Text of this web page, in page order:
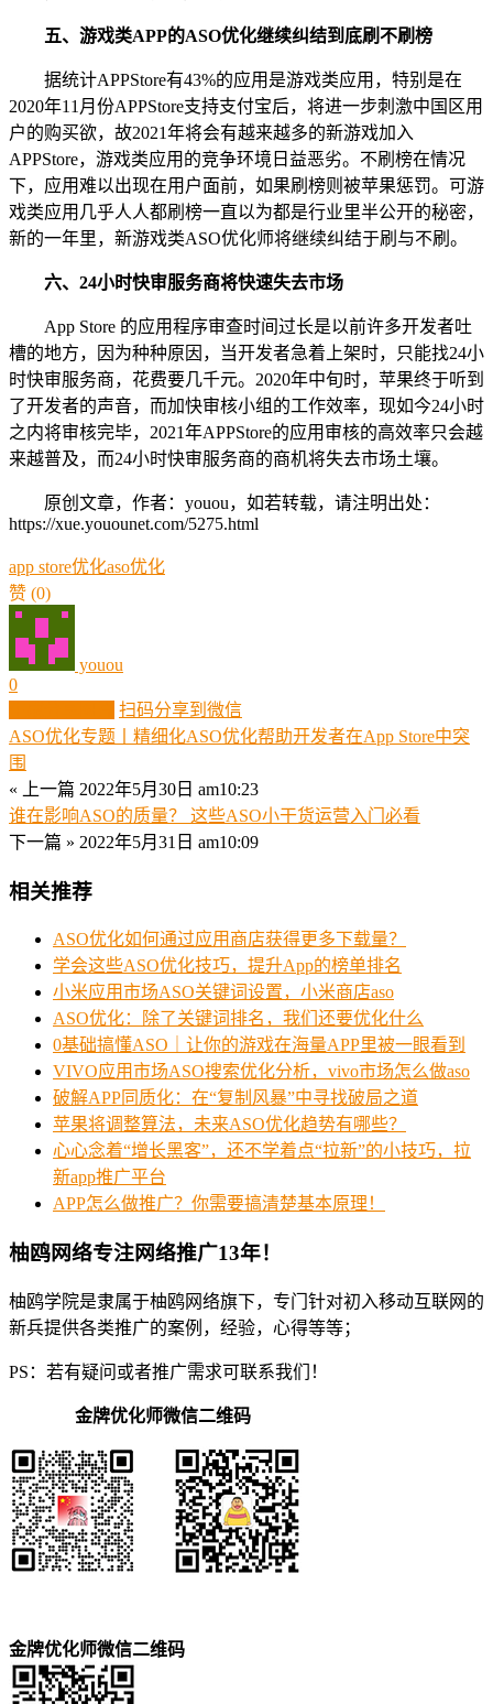
五、游戏类APP的ASO优化继续纠结到底刷不刷榜
据统计APPStore有43%的应用是游戏类应用，特别是在
2020年11月份APPStore支持支付宝后，将进一步刺激中国区用
户的购买欲，故2021年将会有越来越多的新游戏加入
APPStore，游戏类应用的竞争环境日益恶劣。不刷榜在情况
下，应用难以出现在用户面前，如果刷榜则被苹果惩罚。可游
戏类应用几乎人人都刷榜一直以为都是行业里半公开的秘密，
新的一年里，新游戏类ASO优化师将继续纠结于刷与不刷。
六、24小时快审服务商将快速失去市场
App Store 的应用程序审查时间过长是以前许多开发者吐
槽的地方，因为种种原因，当开发者急着上架时，只能找24小
时快审服务商，花费要几千元。2020年中旬时，苹果终于听到
了开发者的声音，而加快审核小组的工作效率，现如今24小时
之内将审核完毕，2021年APPStore的应用审核的高效率只会越
来越普及，而24小时快审服务商的商机将失去市场土壤。
原创文章，作者：youou，如若转载，请注明出处：
https://xue.youounet.com/5275.html
app store优化aso优化
赞 (0)
youou
0
扫码分享到微信
ASO优化专题丨精细化ASO优化帮助开发者在App Store中突
围
« 上一篇 2022年5月30日 am10:23
谁在影响ASO的质量？ 这些ASO小干货运营入门必看
下一篇 » 2022年5月31日 am10:09
相关推荐
ASO优化如何通过应用商店获得更多下载量？
学会这些ASO优化技巧，提升App的榜单排名
小米应用市场ASO关键词设置，小米商店aso
ASO优化：除了关键词排名，我们还要优化什么
0基础搞懂ASO｜让你的游戏在海量APP里被一眼看到
VIVO应用市场ASO搜索优化分析，vivo市场怎么做aso
破解APP同质化：在“复制风暴”中寻找破局之道
苹果将调整算法，未来ASO优化趋势有哪些？
心心念着“增长黑客”，还不学着点“拉新”的小技巧，拉
新app推广平台
APP怎么做推广？你需要搞清楚基本原理！
柚鸥网络专注网络推广13年！
柚鸥学院是隶属于柚鸥网络旗下，专门针对初入移动互联网的
新兵提供各类推广的案例，经验，心得等等；
PS：若有疑问或者推广需求可联系我们！
金牌优化师微信二维码
金牌优化师微信二维码